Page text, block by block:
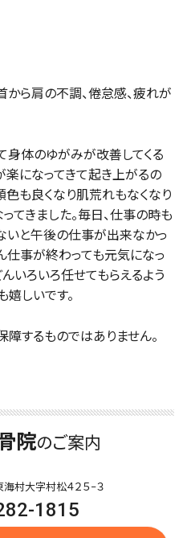
ら肩の不調、倦怠感、疲れが
体のゆがみが改善してくる
楽になってきて起き上がるの
色も良くなり肌荒れもなくなり
てきました。毎日、仕事の時も
いと午後の仕事が出来なかっ
仕事が終わっても元気になっ
いろいろ任せてもらえるよう
しいです。
するものではありません。
院のご案内
村大字村松４２５−３
1815